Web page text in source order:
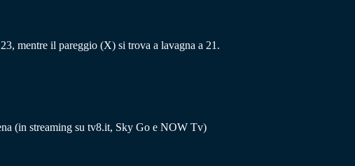
mentre il pareggio (X) si trova a lavagna a 21.
(in streaming su tv8.it, Sky Go e NOW Tv)